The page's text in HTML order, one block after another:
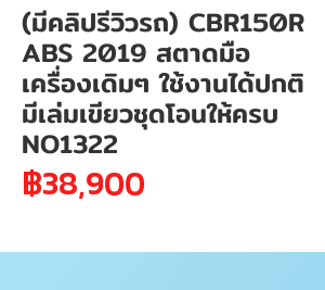
(มีคลิปรีวิวรถ) CBR150R
ABS 2019 สตาดมือ
เครื่องเดิมๆ ใช้งานได้ปกติ
มีเล่มเขียวชุดโอนให้ครบ
NO1322
฿38,900